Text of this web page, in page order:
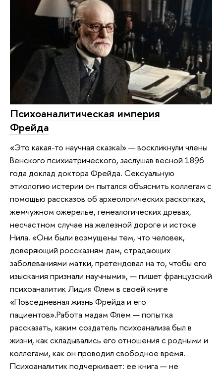
Психоаналитическая империя
Фрейда
«Это какая-то научная сказка!» — воскликнули члены
Венского психиатрического, заслушав весной 1896
года доклад доктора Фрейда. Сексуальную
этиологию истерии он пытался объяснить коллегам с
помощью рассказов об археологических раскопках,
жемчужном ожерелье, генеалогических древах,
несчастном случае на железной дороге и истоке
Нила. «Они были возмущены тем, что человек,
доверяющий россказням дам, страдающих
заболеваниями матки, претендовал на то, чтобы его
изыскания признали научными», — пишет французский
психоаналитик Лидия Флем в своей книге
«Повседневная жизнь Фрейда и его
пациентов».Работа мадам Флем — попытка
рассказать, каким создатель психоанализа был в
жизни, как складывались его отношения с родными и
коллегами, как он проводил свободное время.
Психоаналитик подчеркивает: ее книга — не